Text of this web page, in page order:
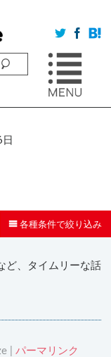
各種条件で絞り込み
ど、タイムリーな話
| パーマリンク